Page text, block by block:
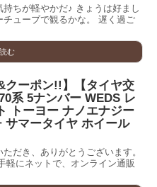
ちが軽やかだ♪ きょうは好まし
ューブで観るかな。 遅く過ご
む
クーポン!!】【タイヤ交
系 5ナンバー WEDS レ
トーヨー ナノエナジー
サマータイヤ ホイール
だき、ありがとうございます。
軽にネットで、オンライン通販